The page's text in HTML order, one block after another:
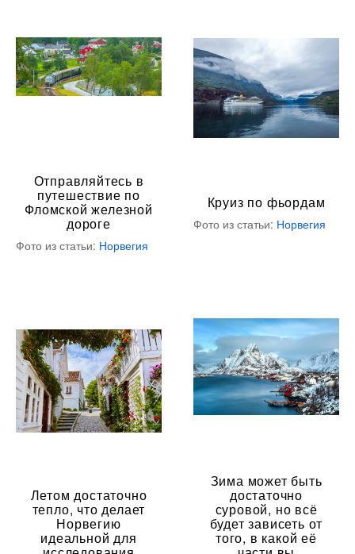
Отправляйтесь в
путешествие по
Фломской железной
дороге
Фото из статьи: Норвегия
Круиз по фьордам
Фото из статьи: Норвегия
Летом достаточно
тепло, что делает
Норвегию
идеальной для
Зима может быть
достаточно
суровой, но всё
будет зависеть от
того, в какой её